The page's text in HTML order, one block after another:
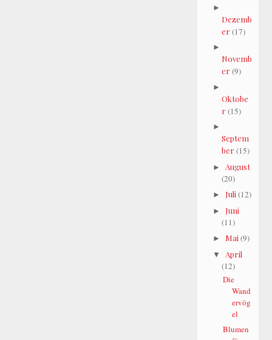
►
Dezemb
er(17)
►
Novemb
er(9)
►
Oktobe
r(15)
►
Septem
ber(15)
► August
(20)
► Juli (12)
► Juni
(11)
► Mai (9)
▼ April
(12)
Die
Wand
ervög
el
Blumen